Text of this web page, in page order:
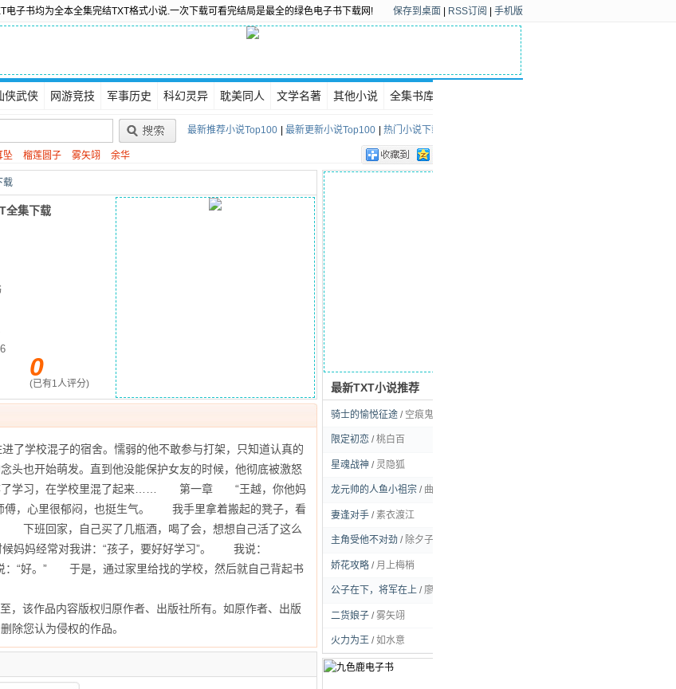
电子书均为全本全集完结TXT格式小说.一次下载可看完结局是最全的绿色电子书下载网! 保存到桌面 RSS订阅 手机版
侠武侠 网游竞技 军事历史 科幻灵异 耽美同人 文学名著 其他小说 全集书库
最新推荐小说Top100 最新更新小说Top100 热门小说下载Top100
坠 榴莲圆子 雾矢翊 余华
载
全集下载
0
(已有1人评分) 最新TXT小说推荐
骑士的愉悦征途 / 空痕鬼彻
限定初恋 /桃白百
星魂战神 / 灵隐狐
龙元帅的人鱼小祖宗 / 曲流逸
妻逢对手 /素衣渡江
主角受他不对劲 / 除夕子时雪
娇花攻略 / 月上梅梢
公子在下，将军在上 /廖虫虫姑娘
二货娘子 /雾矢翊
火力为王 /如水意
了学校混子的宿舍。懦弱的他不敢参与打架，只知道认真的
头也开始萌发。直到他没能保护女友的时候，他彻底被激怒
弃了学习，在学校里混了起来…… 第一章 “王越，你他妈
傅，心里很郁闷，也挺生气。 我手里拿着搬起的凳子，看
下班回家，自己买了几瓶酒，喝了会，想想自己活了这么
妈妈经常对我讲：“孩子，要好好学习”。 我说：
“好。” 于是，通过家里给找的学校，然后就自己背起书
，该作品内容版权归原作者、出版社所有。如原作者、出版
除您认为侵权的作品。